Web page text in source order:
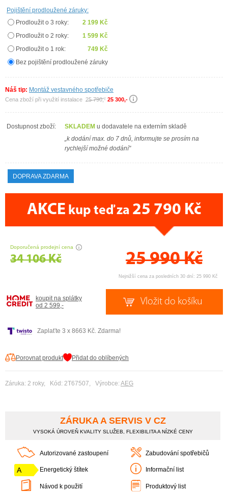
Pojištění prodloužené záruky:
Prodloužit o 3 roky:
2 199 Kč
Prodloužit o 2 roky:
1 599 Kč
Prodloužit o 1 rok:
749 Kč
Bez pojištění prodloužené záruky
Náš tip: Montáž vestavného spotřebiče
Cena zboží při využití instalace 25 790,- 25 300,-
Dostupnost zboží: SKLADEM u dodavatele na externím skladě
„k dodání max. do 7 dnů, informujte se prosím na
rychlejší možné dodání"
DOPRAVA ZDARMA
AKCE kup teď za 25 790 Kč
Doporučená prodejní cena
34 106 Kč 25 990Kč
Nejnižší cena za posledních 30 dní: 25 990 Kč
koupit na splátky
od 2 599,-
Zaplaťte 3 x 8663 Kč. Zdarma!
Porovnat produkt Přidat do oblíbených
Záruka: 2 roky, Kód: 2T67507, Výrobce: AEG
ZÁRUKA A SERVIS V CZ
VYSOKÁ ÚROVEŇ KVALITY SLUŽEB, FLEXIBILITA A NÍZKÉ CENY
Autorizované zastoupení Zabudování spotřebičů
A Energetický štítek Informační list
Návod k použití Produktový list